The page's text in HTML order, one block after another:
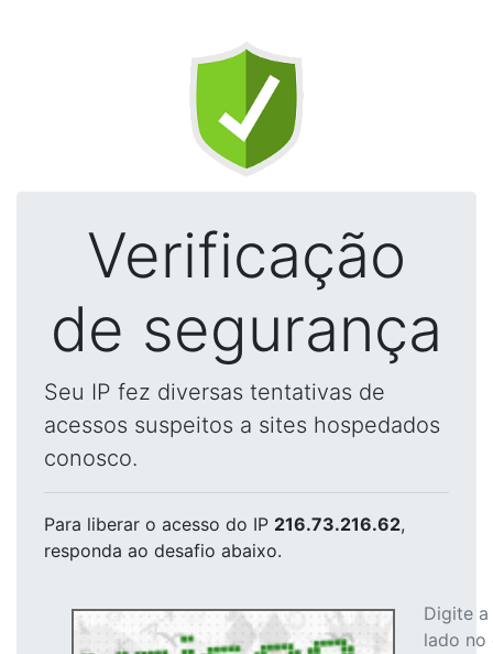
Verificação
de segurança
Seu IP fez diversas tentativas de
acessos suspeitos a sites hospedados
conosco.
Para liberar o acesso do IP 216.73.216.62,
responda ao desafio abaixo.
Digite
lado no